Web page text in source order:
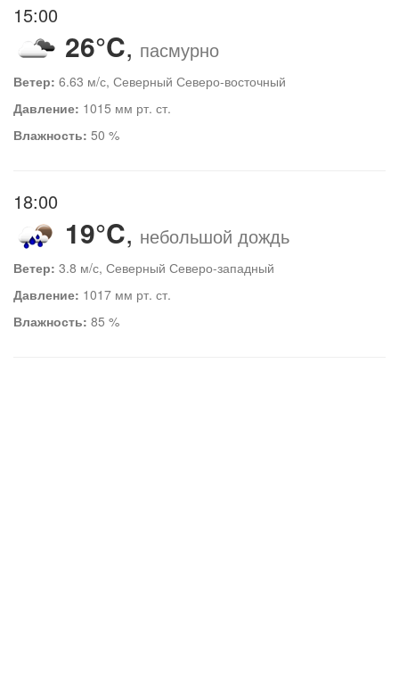
15:00
26°C, пасмурно
Ветер: 6.63 м/с, Северный Северо-восточный
Давление: 1015 мм рт. ст.
Влажность: 50 %
18:00
19°C, небольшой дождь
Ветер: 3.8 м/с, Северный Северо-западный
Давление: 1017 мм рт. ст.
Влажность: 85 %